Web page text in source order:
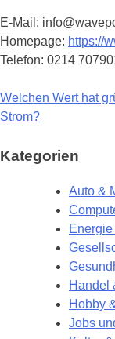
E-Mail:
Homepage: https://
Telefon: 0214
Welchen Wert hat
Strom?
Kategorien
Auto &
Handel
Hobby
Jobs